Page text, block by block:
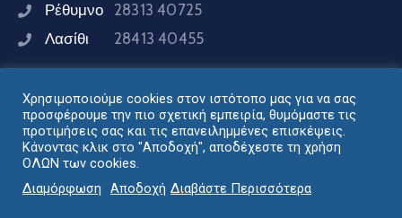
Ρέθυμνο 28313 40725
Λασίθι 28413 40455
Συνδεθείτε μαζί μας
Σχεδιασμός - Ανάπτυξη: Διεύθυνση Ηλεκτρονικής
Διακυβέρνησης Περιφέρειας Κρήτης © 2024
Χρησιμοποιούμε cookies στον ιστότοπο μας για να σας
προσφέρουμε την πιο σχετική εμπειρία, θυμόμαστε τις
προτιμήσεις σας και τις επανειλημμένες επισκέψεις.
Κάνοντας κλικ στο "Αποδοχή", αποδέχεστε τη χρήση
ΟΛΩΝ των cookies.
Διαμόρφωση
Αποδοχή Διαβάστε Περισσότερα